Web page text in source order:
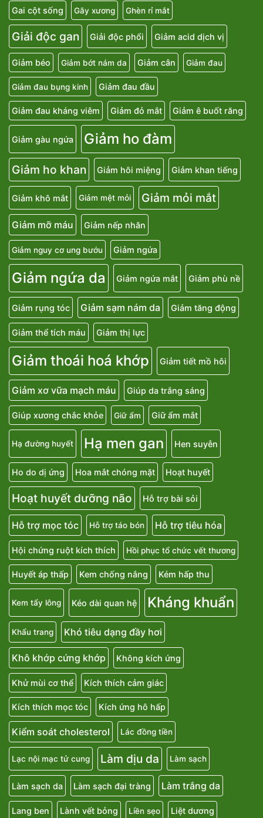
Gai cột sống Gãy xương Ghèn rỉ mắt
Giải độc gan Giải độc phổi Giảm acid dịch vị
Giảm béo Giảm bớt nám da Giảm cân Giảm đau
Giảm đau bụng kinh Giảm đau đầu
Giảm đau kháng viêm Giảm đỏ mắt Giảm ê buốt răng
Giảm gàu ngứa Giảm ho đàm
Giảm ho khan Giảm hôi miệng Giảm khan tiếng
Giảm khô mắt Giảm mệt mỏi Giảm mỏi mắt
Giảm mỡ máu Giảm nếp nhăn
Giảm nguy cơ ung bướu Giảm ngứa
Giảm ngứa da Giảm ngứa mắt Giảm phù nề
Giảm rụng tóc Giảm sạm nám da Giảm tăng động
Giảm thể tích máu Giảm thị lực
Giảm thoái hoá khớp Giảm tiết mồ hôi
Giảm xơ vữa mạch máu Giúp da trắng sáng
Giúp xương chắc khỏe Giữ ẩm Giữ ẩm mắt
Hạ đường huyết Hạ men gan Hen suyễn
Ho do dị ứng Hoa mắt chóng mặt Hoạt huyết
Hoạt huyết dưỡng não Hỗ trợ bài sỏi
Hỗ trợ mọc tóc Hỗ trợ táo bón Hỗ trợ tiêu hóa
Hội chứng ruột kích thích Hồi phục tổ chức vết thương
Huyết áp thấp Kem chống nắng Kém hấp thu
Kem tẩy lông Kéo dài quan hệ Kháng khuẩn
Khẩu trang Khó tiêu dạng đầy hơi
Khô khớp cứng khớp Không kích ứng
Khử mùi cơ thể Kích thích cảm giác
Kích thích mọc tóc Kích ứng hô hấp
Kiểm soát cholesterol Lác đồng tiền
Lạc nội mạc tử cung Làm dịu da Làm sạch
Làm sạch da Làm sạch đại tràng Làm trắng da
Lang ben Lành vết bỏng Liền sẹo Liệt dương